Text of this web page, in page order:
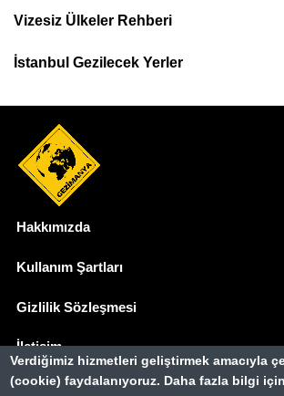
Menu
Vizesiz Ülkeler Rehberi
İstanbul Gezilecek Yerler
Hakkımızda
Kullanım Şartları
Gizlilik Sözleşmesi
İletişim
Basında Biz
Verdiğimiz hizmetleri geliştirmek amacıyla
(cookie) faydalanıyoruz. Daha fazla bilgi